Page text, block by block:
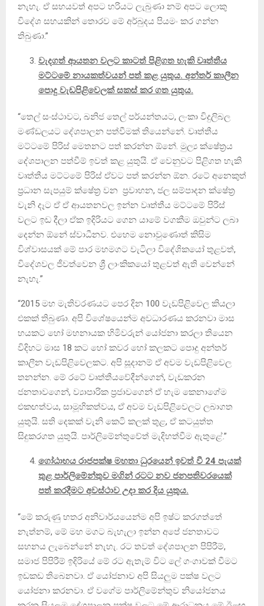
නැහැ. ඒ සහයවත් අපට හරියට ලැබුණා නම් අපට ලොකු
විදේශ සහයකින් තොරව මේ අර්බුදය පියමං කර ගන්න
තිබුණා.”
වැදගත් ආයතන වලට කාටත් පිළිගත හැකි වෘත්තීය
මට්ටමේ නායකත්වයන් පත් කළ යුතුය. අන්තර් කාලීන
පොදු වැඩපිළිවෙලක් සකස් කර ගත යුතුය.
“තෙල් සංස්ථාවට, ඛනිජ තෙල් පර්යන්තයට, ලංකා විදුලිබල
මණ්ඩලයට දේශපාලන පත්වීමක් තියෙන්නේ. වෘත්තීය
මට්ටමේ පිරිස් මෙතනට පත් කරන්න ඕනේ. මුල්‍ය ක්ෂේත්‍රය
දේශපාලන පත්වීම් ඉවත් කළ යුතුයි. ඒ වෙනුවට පිළිගත හැකි
වෘත්තීය මට්ටමේ පිරිස් ඒවට පත් කරන්න ඕන. රටේ අනෙකුත්
ප්‍රධාන සැපයුම් ක්ෂේත්‍ර වන ප්‍රවාහන, ජල සම්පාදන ක්ෂේත්‍ර
වැනි දෑට ඒ ඒ ආයතනවල ඉන්න වෘත්තීය මට්ටමේ පිරිස්
වලට ඉඩ දීලා ඒක ඉදිරියට ගෙන යාමේ වගකීම ඔවුන්ට ලබා
දෙන්න ඕනේ ස්වාධීනව. එහෙම නොවුණොත් කිසිම
විශ්වාසයක් මේ පාර මහමගට වැටිලා විදේශිකයෝ තුළවත්,
විදේශවල ජීවත්වෙන ශ්‍රී ලාංකිකයෝ තුළවත් ඇති වෙන්නේ
නැහැ.”
“2015 මහ මැතිවරණයට පෙර දින 100 වැඩපිළිවෙල කියලා
එකක් තිබුණා. අපි විශේෂයෙන්ම අවධාරණය කරනවා මාස
හයකට හෝ මහනායක හිමිවරුන් යෝජනා කරලා තියෙන
විදිහට මාස 18 කට හෝ කවර හෝ කලකට පොදු අන්තර්
කාලීන වැඩපිළිවෙලකට. අපි සූදානම් ඒ අවම වැඩපිළිවෙල
තනන්න. මේ රටේ වෘත්තීයවේදීන්ගෙන්, වැඩකරන
ජනතාවගෙන්, ව්‍යාපාරික ප්‍රජාවගෙන් ඒ හැම කෙනාගේම
එකඟත්වය, සාමූහිකත්වය, ඒ අවම වැඩපිළිවෙලට ලබාගත
යුතුයි. සති දෙකක් වැනි කෙටි කලක් තුළ, ඒ කටයුත්ත
සිදුකරගත යුතුයි. පාර්ලිමේන්තුවේත් මැදිහත්වීම ඇතුළේ.”
ගෝඨාභය රාජපක්ෂ මහතා ධුරයෙන් ඉවත් වී 24 පැයක්
තුළ පාර්ලිමේන්තුව මගින් රටට නව ජනපතිවරයෙක්
පත් කරදීමට අවස්ථාව උදා කර දිය යුතුය.
“මේ කරුණු හතර අනිවාර්යයෙන්ම අපි ඉෂ්ට කරගත්තේ
නැත්නම්, මේ මහ මගට බැහැලා ඉන්න අපේ ජනතාවට
සහනය ලැබෙන්නේ නැහැ. රට තවත් දේශපාලන පිපිරීම්,
සමාජ පිපිරීම් ඉදිරියේ මේ රට ඇතැම් විට ලේ ගංගාවක් වීමට
ඉඩකඩ තිබෙනවා. ඒ යෝජනාව අපි සියලුම පක්ෂ වලට
යෝජනා කරනවා. ඒ වගේම පාර්ලිමේන්තුව නියෝජනය